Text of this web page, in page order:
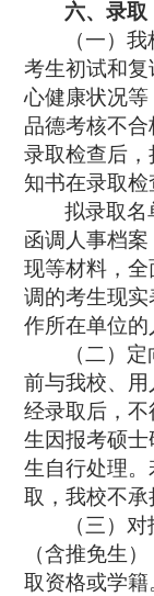
六、录取
（一）
考生初试和
心健康状况
品德考核不
录取检查后
知书在录取检
拟录取名
函调人事档
现等材料，
调的考生现
作所在单位的
（二）
前与我校、
经录取后，
生因报考硕
生自行处理
取，我校不承
（三）
（含推免生
取资格或学籍